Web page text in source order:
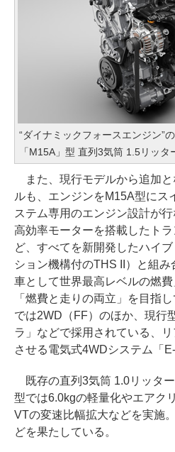
“ダイナミックフォースエンジン”
「M15A」型 直列3気筒 1.5リッタ
また、現行モデルから追加
ルも、エンジンをM15A型にス
ステム専用のエンジン設計が
高効率モーターを搭載したト
ど、すべてを新開発したハイ
ション機構付のTHS II）と組
車として世界最高レベルの燃費
「燃費と走りの両立」を目指
では2WD（FF）のほか、現行
ラ」などで採用されている、
させる電気式4WDシステム「
既存の直列3気筒 1.0リッター
型では6.0kgの軽量化やエアク
VTの変速比幅拡大などを実施
どを果たしている。